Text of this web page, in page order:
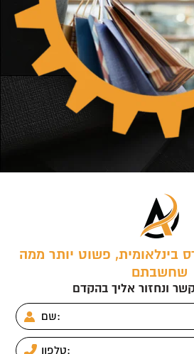
בינלאומית, פשוט יותר ממה
שחשבתם
ונחזור אליך בהקדם